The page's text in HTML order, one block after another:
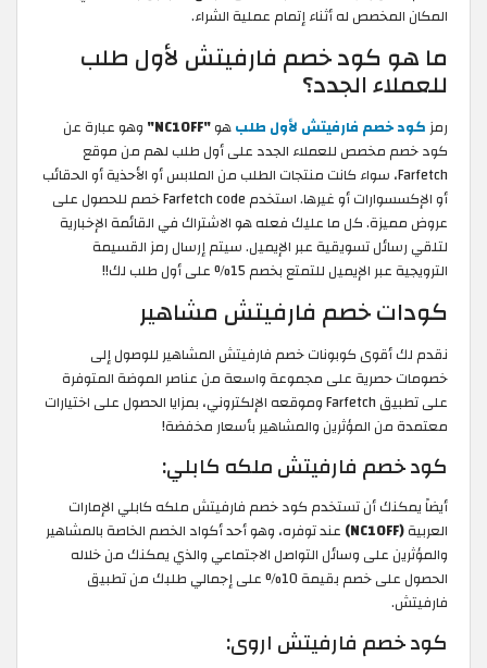
المكان المخصص له أثناء إتمام عملية الشراء.
ما هو كود خصم فارفيتش لأول طلب
للعملاء الجدد؟
رمز كود خصم فارفيتش لأول طلبهو"NC10FF"
وهو عبارة عن
كود خصم مخصص للعملاء الجدد على أول طلب لهم من موقع
Farfetch، سواء كانت منتجات الطلب من الملابس أو الأحذية أو الحقائب
أو الإكسسوارات أو غيرها. استخدم Farfetch code خصم للحصول على
عروض مميزة. كل ما عليك فعله هو الاشتراك في القائمة الإخبارية
لتلقي رسائل تسويقية عبر الإيميل. سيتم إرسال رمز القسيمة
الترويجية عبر الإيميل للتمتع بخصم 15% على أول طلب لك!!
كودات خصم فارفيتش مشاهير
نقدم لك أقوى كوبونات خصم فارفيتش المشاهير للوصول إلى
خصومات حصرية على مجموعة واسعة من عناصر الموضة المتوفرة
على تطبيق Farfetch وموقعه الإلكتروني، بمزايا الحصول على اختيارات
معتمدة من المؤثرين والمشاهير بأسعار مخفضة!
كود خصم فارفيتش ملكه كابلي:
أيضاً يمكنك أن تستخدم كود خصم فارفيتش ملكه كابلي الإمارات
العربية(NC10FF)
عند توفره، وهو أحد أكواد الخصم الخاصة بالمشاهير
والمؤثرين على وسائل التواصل الاجتماعي والذي يمكنك من خلاله
الحصول على خصم بقيمة 10% على إجمالي طلبك من تطبيق
فارفيتش.
كود خصم فارفيتش اروى: